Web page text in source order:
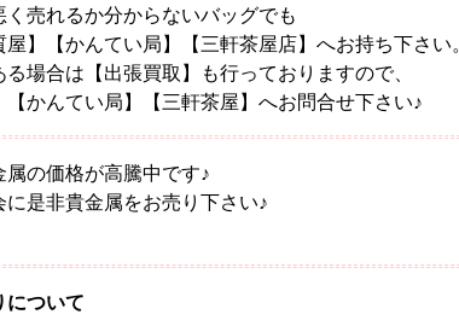
く売れるか分からないバッグでも
】【かんてい局】【三軒茶屋店】へお持ち下さい。
る場合は【出張買取】も行っておりますので、
【かんてい局】【三軒茶屋】へお問合せ下さい♪
属の価格が高騰中です♪
に是非貴金属をお売り下さい♪
について